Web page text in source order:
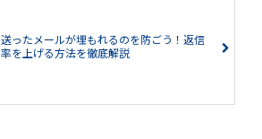
送ったメールが埋もれるのを防ごう！返信
率を上げる方法を徹底解説